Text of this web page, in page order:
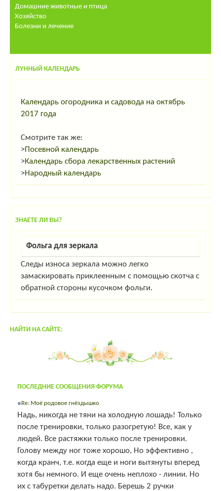
Домашние животные и птица
Хозяйство
Болезни и лечение
ЛУННЫЙ КАЛЕНДАРЬ
Календарь огородника и садовода на октябрь
2017 года
Смотрите так же:
>Посевной календарь
>Календарь сбора лекарственных растений
>Народный календарь
ЗНАЕТЕ ЛИ ВЫ?
Фольга для зеркала
Следы износа зеркала можно легко
замаскировать приклеенным с помощью скотча с
обратной стороны кусочком фольги.
НАЙТИ НА САЙТЕ:
ПОСЛЕДНИЕ СООБЩЕНИЯ ФОРУМА
Re: Моё родовое гнёздышко
Надь, никогда не тяни на холодную лошадь! Только
после тренировки, только разогретую! Все, как у
людей. Все растяжки только после тренировки.
Голову между ног тоже хорошо, Но эффективно ,
когда кранч, т.е. когда еще и ноги вытянуты вперед
хотя бы немного. И еще очень неплохо - линии. Но
их с табуретки делать надо. Берешь 2 ручки